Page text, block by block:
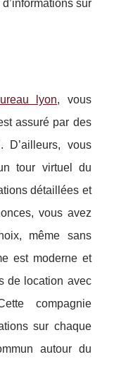
sur
lyon, vous
assuré par des
D’ailleurs, vous
tour virtuel du
détaillées et
vous avez
même sans
est moderne et
de location avec
compagnie
sur chaque
autour du